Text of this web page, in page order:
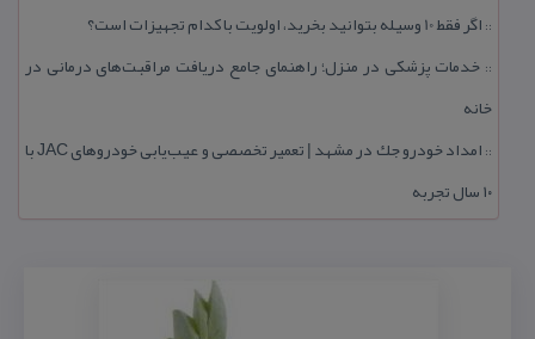
:: اگر فقط 10 وسیله بتوانید بخرید، اولویت با كدام تجهیزات است؟
:: خدمات پزشكی در منزل؛ راهنمای جامع دریافت مراقبت‌های درمانی در
خانه
::
امداد خودرو جك در مشهد | تعمیر تخصصی و عیب‌یابی خودروهای JAC با
۱۰ سال تجربه